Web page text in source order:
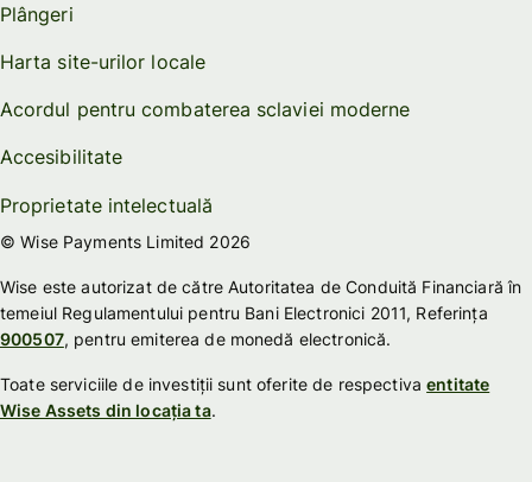
Plângeri
Harta site-urilor locale
Acordul pentru combaterea sclaviei moderne
Accesibilitate
Proprietate intelectuală
© Wise Payments Limited 2026
Wise este autorizat de către Autoritatea de Conduită Financiară în
temeiul Regulamentului pentru Bani Electronici 2011, Referința
900507, pentru emiterea de monedă electronică.
Toate serviciile de investiții sunt oferite de respectivaentitate
Wise Assets din locația ta.